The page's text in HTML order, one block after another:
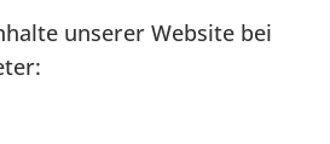
unserer Website bei